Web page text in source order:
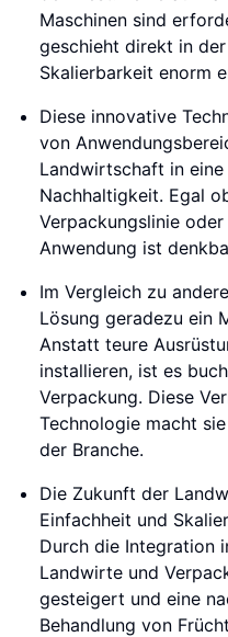
Maschinen sind
geschieht direkt in
Skalierbarkeit enorm
Diese innovative
von
Landwirtschaft in
Nachhaltigkeit. Egal
Verpackungslinie
Anwendung ist
Im Vergleich zu
Lösung geradezu ein
Anstatt teure
installieren, ist es
Verpackung. Diese
Technologie macht
der Branche.
Die Zukunft der
Einfachheit und
Durch die Integration
Landwirte und
gesteigert und eine
Behandlung von